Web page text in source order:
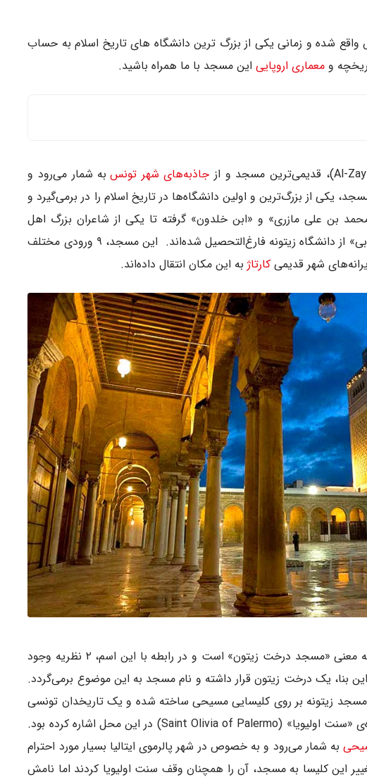
واقع شده و زمانی یکی از بزرگ ترین دانشگاه های تاریخ اسلام به حساب
و معماری اروپاییاین مسجد با ما همراه باشید.
جاذبه‌های شهر تونس به شمار می‌رود و
یکی از بزرگ‌ترین و اولین دانشگاه‌ها در تاریخ اسلام را در برمی‌گیرد و
بن علی مازری» و «ابن خلدون» گرفته تا یکی از شاعران بزرگ اهل
کشور تونس، یعنی «ابوالقاسم شابی» از دانشگاه زیتونه فارغ‌التحصیل شده‌اند. این مسجد، ۹ ورودی مختلف
کارتاژ به این مکان انتقال داده‌اند.
«الجامع الزیتونه» در زبان عربی به معنی «مسجد درخت زیتون» است و در رابطه با این اسم، ۲ نظریه وجود
بنا، یک درخت زیتون قرار داشته و نام مسجد به این موضوع برمی‌گردد.
مسجد زیتونه بر روی کلیسایی مسیحی ساخته شده و یک تاریخدان تونسی
قرن ۱۷ میلادی نیز به وجود مقبره‌ی «سنت اولیویا» (Saint Olivia of Palermo) در این محل اشاره کرده بود.
به شمار می‌رود و به خصوص در شهر پالرموی ایتالیا بسیار مورد احترام
این کلیسا به مسجد، آن را همچنان وقف سنت اولیویا کردند اما نامش